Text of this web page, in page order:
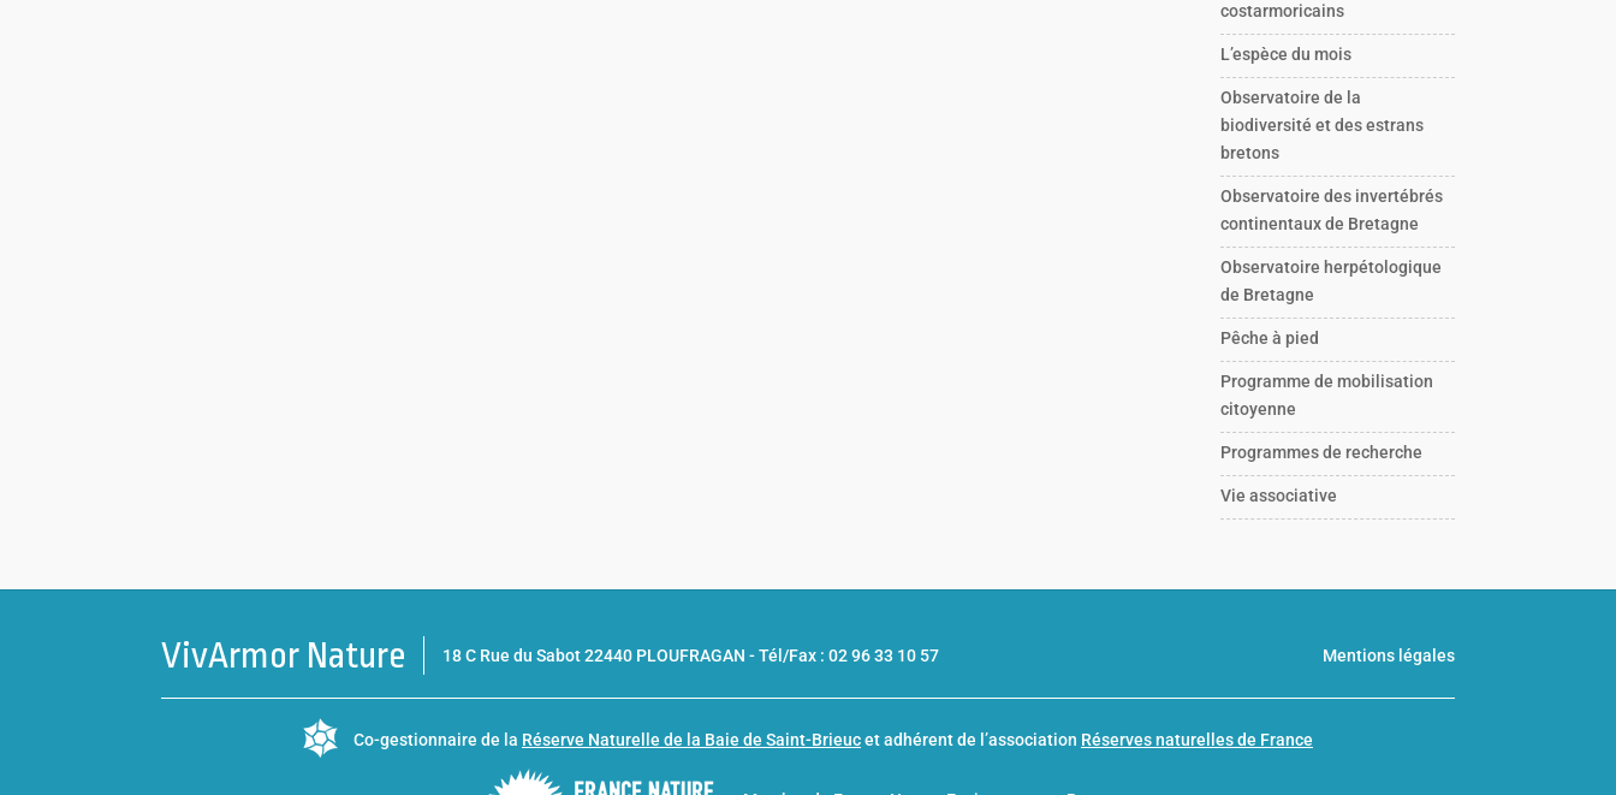
costarmoricains
L’espèce du mois
Observatoire de la
biodiversité et des estrans
bretons
Observatoire des invertébrés
continentaux de Bretagne
Observatoire herpétologique
de Bretagne
Pêche à pied
Programme de mobilisation
citoyenne
Programmes de recherche
Vie associative
VivArmor Nature 18 C Rue du Sabot 22440 PLOUFRAGAN -Tél/Fax : 02 96 33 10 57 Mentions légales
Co-gestionnaire de la Réserve Naturelle de la Baie de Saint-Brieucet adhérent de l’association Réserves naturelles de France